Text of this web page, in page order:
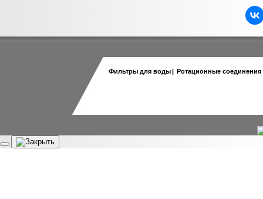
Фильтры для воды| Ротационные соединения